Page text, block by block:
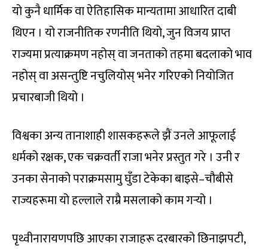
यो कुनै धार्मिक वा ऐतिहासिक मान्यतामा आधारित दाबी
थिएन । यो राजनीतिक रणनीति थियो, जुन विजय प्राप्त
राज्यमा प्रत्याक्रमण नहोस् वा जनताको तहमा बदलाको भाव
नहोस् वा असन्तुष्टि नचुलियोस् भनेर गरिएको नियोजित
प्रचारबाजी थियो ।
विश्वका अन्य तानाशाही शासकहरूले झैं उनले आफूलाई
धर्मको रक्षक, एक चक्रवर्ती राजा भनेर प्रस्तुत गरे । उनी र
उनका सेनाको पराक्रमसामु घुँडा टेकेका बाइसे–चौबीसे
राज्यहरूमा यो हल्लाले राम्रै मसलाको काम गर्‍यो ।
पृथ्वीनारायणपछि आएका राजाहरू दरबारको छिनाझपटी,